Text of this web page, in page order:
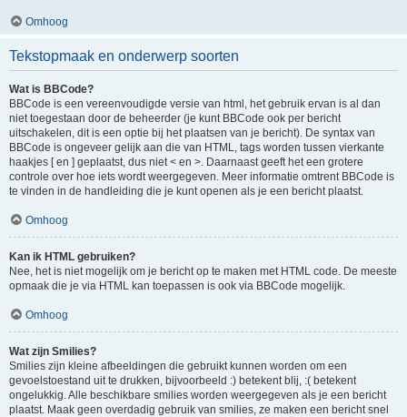
Omhoog
Tekstopmaak en onderwerp soorten
Wat is BBCode?
BBCode is een vereenvoudigde versie van html, het gebruik ervan is al dan
niet toegestaan door de beheerder (je kunt BBCode ook per bericht
uitschakelen, dit is een optie bij het plaatsen van je bericht). De syntax van
BBCode is ongeveer gelijk aan die van HTML, tags worden tussen vierkante
haakjes [ en ] geplaatst, dus niet < en >. Daarnaast geeft het een grotere
controle over hoe iets wordt weergegeven. Meer informatie omtrent BBCode is
te vinden in de handleiding die je kunt openen als je een bericht plaatst.
Omhoog
Kan ik HTML gebruiken?
Nee, het is niet mogelijk om je bericht op te maken met HTML code. De meeste
opmaak die je via HTML kan toepassen is ook via BBCode mogelijk.
Omhoog
Wat zijn Smilies?
Smilies zijn kleine afbeeldingen die gebruikt kunnen worden om een
gevoelstoestand uit te drukken, bijvoorbeeld :) betekent blij, :( betekent
ongelukkig. Alle beschikbare smilies worden weergegeven als je een bericht
plaatst. Maak geen overdadig gebruik van smilies, ze maken een bericht snel